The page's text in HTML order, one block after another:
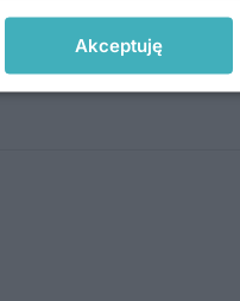
wysokąAkceptuję